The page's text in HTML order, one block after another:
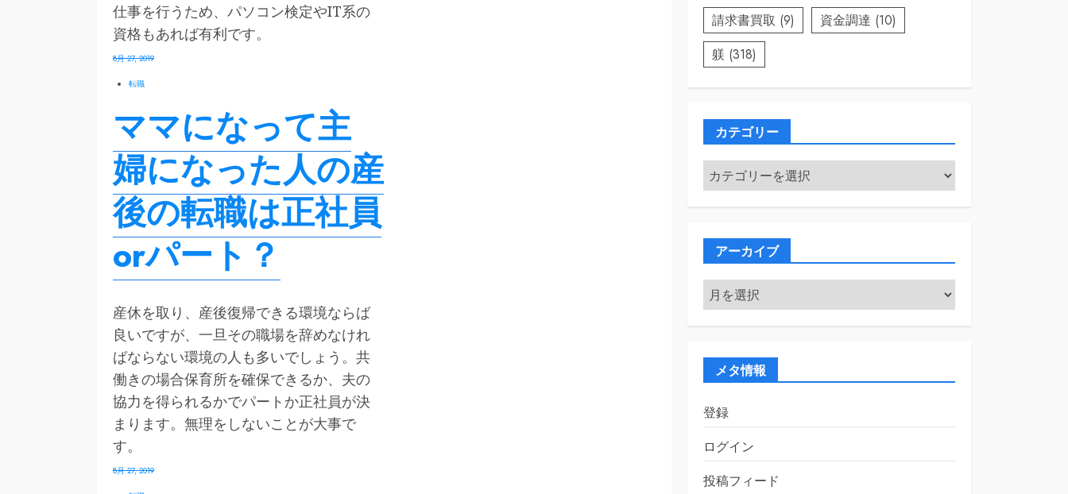
仕事を行うため、パソコン検定やIT系の
資格もあれば有利です。
8月 27, 2019
転職
ママになって主
婦になった人の産
後の転職は正社員
orパート？
産休を取り、産後復帰できる環境ならば
良いですが、一旦その職場を辞めなけれ
ばならない環境の人も多いでしょう。共
働きの場合保育所を確保できるか、夫の
協力を得られるかでパートか正社員が決
まります。無理をしないことが大事で
す。
8月 27, 2019
請求書買取 (9) 資金調達 (10)
躾 (318)
カテゴリー
カ
テ
ゴ
アーカイブ
ア
ー
カ
メタ情報
登録
ログイン
投稿フィード